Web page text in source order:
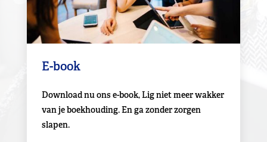
E-book
Download nu ons e-book, Lig niet meer wakker
van je boekhouding. En ga zonder zorgen
slapen.